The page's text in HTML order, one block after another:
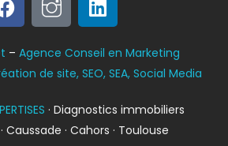
énergétique
· Diagnostics immobiliers
Caussade · Cahors · Toulouse
–Agence Conseil en Marketing
de site, SEO, SEA, Social Media